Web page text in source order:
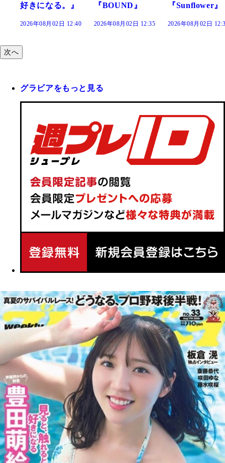
『BOUND』
2026年08月02日 12:35
『Sunflower』
2026年08月02日 12:30
だまり』
2026年08月02日
次へ
グラビアをもっと見る